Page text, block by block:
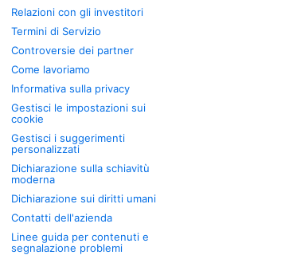
Relazioni con gli investitori
Termini di Servizio
Controversie dei partner
Come lavoriamo
Informativa sulla privacy
Gestisci le impostazioni sui
cookie
Gestisci i suggerimenti
personalizzati
Dichiarazione sulla schiavitù
moderna
Dichiarazione sui diritti umani
Contatti dell'azienda
Linee guida per contenuti e
segnalazione problemi